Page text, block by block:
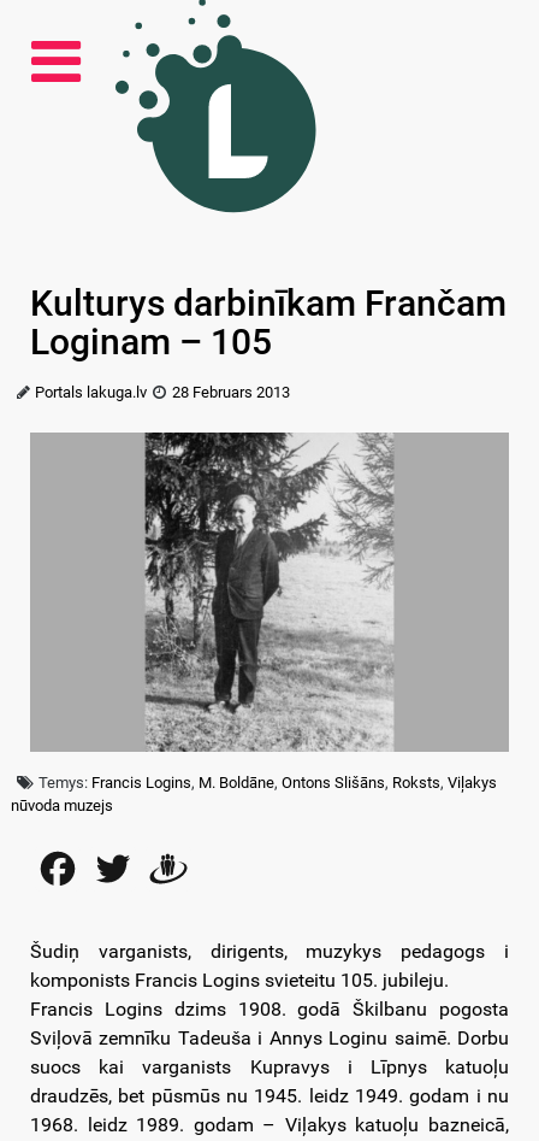
Kulturys darbinīkam Frančam
Loginam – 105
Portals lakuga.lv 28 Februars 2013
Temys: Francis Logins, M. Boldāne,Ontons Slišāns, Roksts,Viļakys
nūvoda muzejs
FacebookTwitter
Šudiņ varganists, dirigents, muzykys pedagogs i
komponists Francis Logins svieteitu 105. jubileju.
Francis Logins dzims 1908. godā Škilbanu pogosta
Sviļovā zemnīku Tadeuša i Annys Loginu saimē. Dorbu
suocs kai varganists Kupravys i Līpnys katuoļu
draudzēs, bet pūsmūs nu 1945. leidz 1949. godam i nu
1968. leidz 1989. godam – Viļakys katuoļu bazneicā,